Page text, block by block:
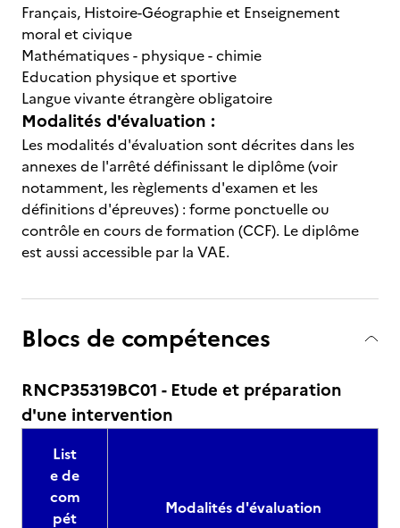
Français, Histoire-Géographie et Enseignement
moral et civique
Mathématiques - physique - chimie
Education physique et sportive
Langue vivante étrangère obligatoire
Modalités d'évaluation :
Les modalités d'évaluation sont décrites dans les
annexes de l'arrêté définissant le diplôme (voir
notamment, les règlements d'examen et les
définitions d'épreuves) : forme ponctuelle ou
contrôle en cours de formation (CCF). Le diplôme
est aussi accessible par la VAE.
Blocs de compétences
RNCP35319BC01 - Etude et préparation
d'une intervention
List
e de
com
pét
Modalités d'évaluation